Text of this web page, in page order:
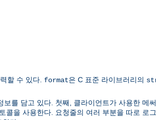
할 수 있다. format은 C 표준 라이브러리의
를 담고 있다. 첫째, 클라이언트가 사용한 메
콜을 사용한다. 요청줄의 여러 부분을 따로 로